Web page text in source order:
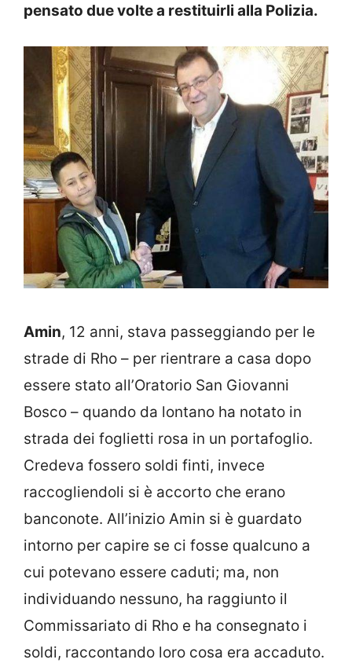
pensato due volte a restituirli alla Polizia.
Amin, 12 anni, stava passeggiando per le
strade di Rho – per rientrare a casa dopo
essere stato all’Oratorio San Giovanni
Bosco – quando da lontano ha notato in
strada dei foglietti rosa in un portafoglio.
Credeva fossero soldi finti, invece
raccogliendoli si è accorto che erano
banconote. All’inizio Amin si è guardato
intorno per capire se ci fosse qualcuno a
cui potevano essere caduti; ma, non
individuando nessuno, ha raggiunto il
Commissariato di Rho e ha consegnato i
soldi, raccontando loro cosa era accaduto.